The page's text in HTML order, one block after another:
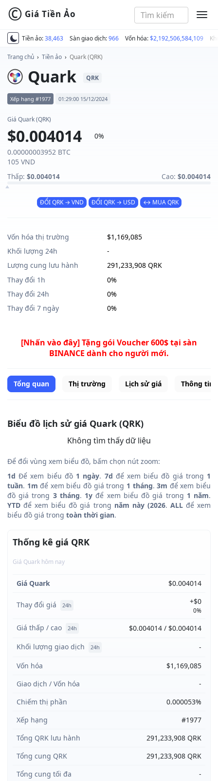
Tiền ảo:38,463 Sàn giao dịch:966 Vốn hóa:$2,192,506,584,109
© Giá Tiền Ảo
Trang chủ › Tiền ảo › Quark (QRK)
Quark QRK
Xếp hạng #1977 01:29:00 15/12/2024
Giá Quark (QRK)
$0.004014
0%
0.00000003952 BTC
105 VND
Thấp: $0.004014 Cao: $0.004014
ĐỔI QRK → VND ĐỔI QRK → USD ↔ MUA QRK
Vốn hóa thị trường
$1,169,085
Khối lượng 24h
-
Lượng cung lưu hành
291,233,908 QRK
Thay đổi 1h
0%
Thay đổi 24h
0%
Thay đổi 7 ngày
0%
[Nhấn vào đây] Tặng gói Voucher 600$ tại sàn
BINANCE dành cho người mới.
Tổng quan Thị trường Lịch sử giá Thông tin
Biểu đồ lịch sử giá Quark (QRK)
Không tìm thấy dữ liệu
Để đổi vùng xem biểu đồ, bấm chọn nút zoom:
1d Để xem biểu đồ 1 ngày. 7d để xem biểu đồ giá trong 1
tuần. 1m để xem biểu đồ giá trong 1 tháng.3m để xem biểu
đồ giá trong 3 tháng. 1y để xem biểu đồ giá trong 1 năm.
YTD để xem biểu đồ giá trong năm này (2026. ALLđể xem
biểu đồ giá trong toàn thời gian.
Thống kê giá QRK
Giá Quark hôm nay
Giá Quark $0.004014
Thay đổi giá 24h +$0
0%
Giá thấp / cao 24h
$0.004014 / $0.004014
Khối lượng giao dịch
24h
-
Vốn hóa
$1,169,085
Giao dịch / Vốn hóa
-
Chiếm thị phần
0.000053%
Xếp hạng
#1977
Tổng QRK lưu hành
291,233,908 QRK
Tổng cung QRK
291,233,908 QRK
Tổng cung tối đa
-